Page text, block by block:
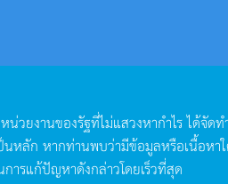
น่วยงานของรัฐที่ไม่แสวงหากำไรได้จัดท
นหลัก หากท่านพบว่ามีข้อมูลหรือเนื้อหา
ารแก้ปัญหาดังกล่าวโดยเร็วที่สุด